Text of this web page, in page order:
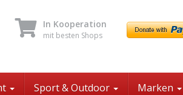
In Kooperation
mit besten Shops
Sport & Outdoor Marken